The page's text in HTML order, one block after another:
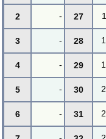
2 - 27
3 - 28
4 - 29
5 - 30
6 - 31